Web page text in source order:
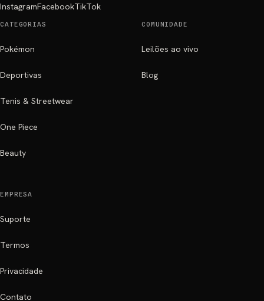
InstagramFacebookTikTok
CATEGORIAS
Pokémon
Deportivas
Tenis & Streetwear
One Piece
Beauty
COMUNIDADE
Leilões ao vivo
Blog
EMPRESA
Suporte
Termos
Privacidade
Contato